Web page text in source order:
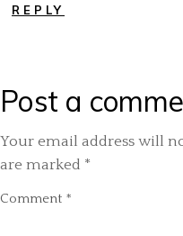
REPLY
Post a
Your email address will
are marked *